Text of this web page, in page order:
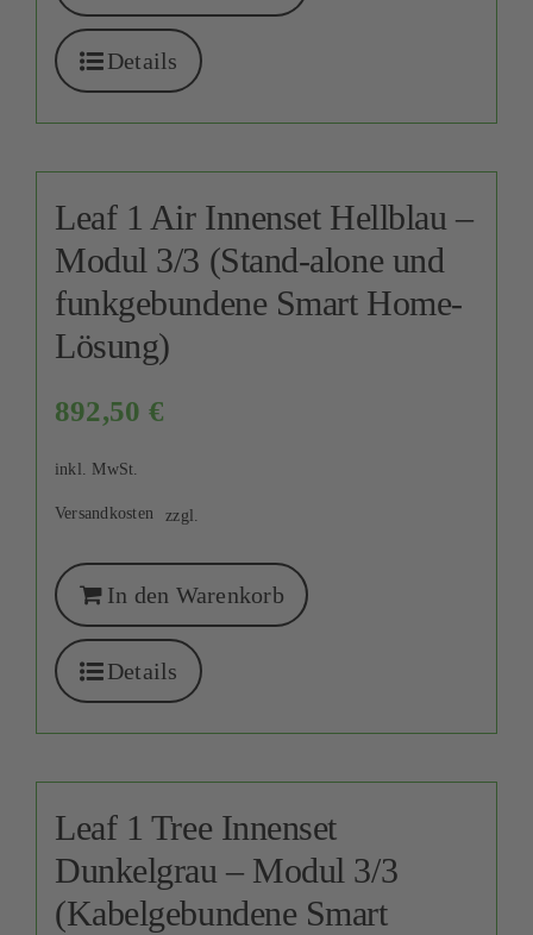
Details
Leaf 1 Air Innenset Hellblau –
Modul 3/3 (Stand-alone und
funkgebundene Smart Home-
Lösung)
892,50 €
inkl. MwSt.
zzgl.
Versandkosten
In den Warenkorb
Details
Leaf 1 Tree Innenset
Dunkelgrau – Modul 3/3
(Kabelgebundene Smart